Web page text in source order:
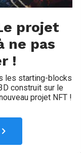
projet
ne pas
!
les starting-blocks
construit sur le
projet NFT !